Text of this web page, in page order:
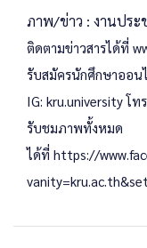
ภาพ/ข่าว : งานปร
ติดตามข่าวสารได้ที่
รับสมัครนักศึกษาออ
IG: kru.university โท
รับชมภาพทั้งหมด
ได้ที่ https://